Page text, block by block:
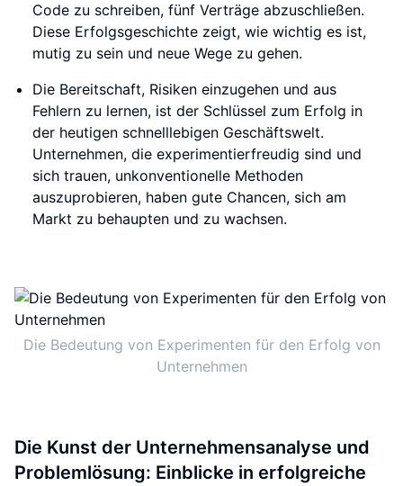
Code zu schreiben, fünf Verträge abzuschließen.
Diese Erfolgsgeschichte zeigt, wie wichtig es ist,
mutig zu sein und neue Wege zu gehen.
Die Bereitschaft, Risiken einzugehen und aus
Fehlern zu lernen, ist der Schlüssel zum Erfolg in
der heutigen schnelllebigen Geschäftswelt.
Unternehmen, die experimentierfreudig sind und
sich trauen, unkonventionelle Methoden
auszuprobieren, haben gute Chancen, sich am
Markt zu behaupten und zu wachsen.
Die Bedeutung von Experimenten für den Erfolg von
Unternehmen
Die Kunst der Unternehmensanalyse und
Problemlösung: Einblicke in erfolgreiche